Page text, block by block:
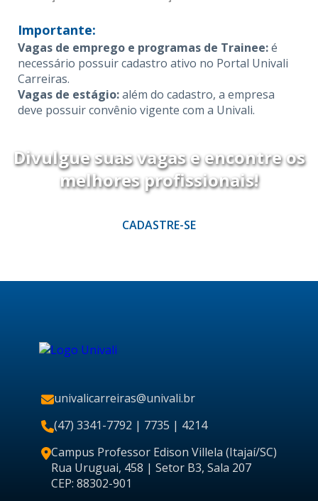
Importante:
Vagas de emprego e programas de Trainee:é
necessário possuir cadastro ativo no Portal Univali
Carreiras.
Vagas de estágio:além do cadastro, a empresa
deve possuir convênio vigente com a Univali.
Divulgue suas vagas e encontre os
melhores profissionais!
CADASTRE-SE
univalicarreiras@univali.br
(47) 3341-7792 | 7735 | 4214
Campus Professor Edison Villela (Itajaí/SC)
Rua Uruguai, 458 | Setor B3, Sala 207
CEP: 88302-901